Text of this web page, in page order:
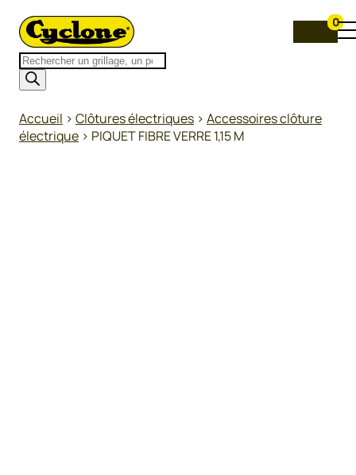
Recherche
de
produits
0
Accueil > Clôtures électriques > Accessoires clôture
électrique > PIQUET FIBRE VERRE 1,15 M